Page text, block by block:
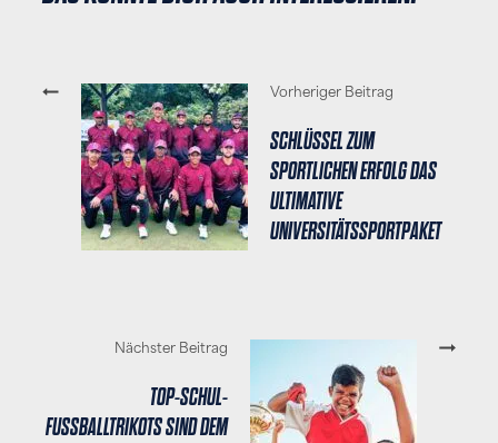
Vorheriger Beitrag
SCHLÜSSEL ZUM
SPORTLICHEN ERFOLG DAS
ULTIMATIVE
UNIVERSITÄTSSPORTPAKET
Nächster Beitrag
TOP-SCHUL-
FUSSBALLTRIKOTS SIND DEM S